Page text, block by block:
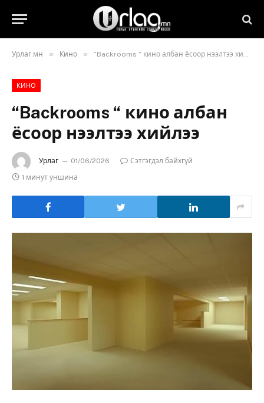
Урлаг.мн » Кино » “Backrooms “ кино албан ёсоор нээлтээ хийлээ
КИНО
“Backrooms “ кино албан
ёсоор нээлтээ хийлээ
Урлаг 01/06/2026
Сэтгэгдэл байхгүй
1 минут уншина